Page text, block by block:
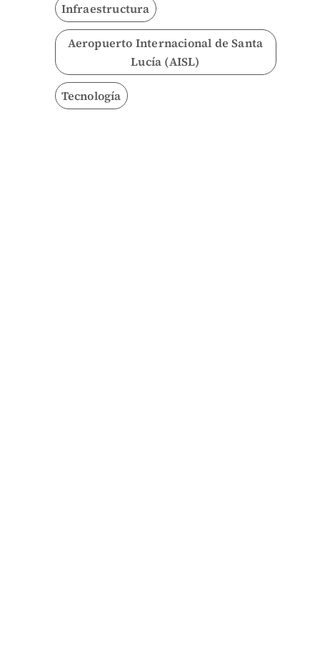
Infraestructura
Aeropuerto Internacional de Santa
Lucía (AISL)
Tecnología